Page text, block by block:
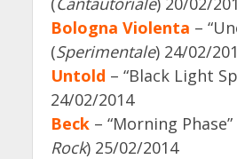
Bologna Violenta –
(Sperimentale) 24/02/
Untold – “Black Light
24/02/2014
Beck– “Morning Phase”
Rock) 25/02/2014